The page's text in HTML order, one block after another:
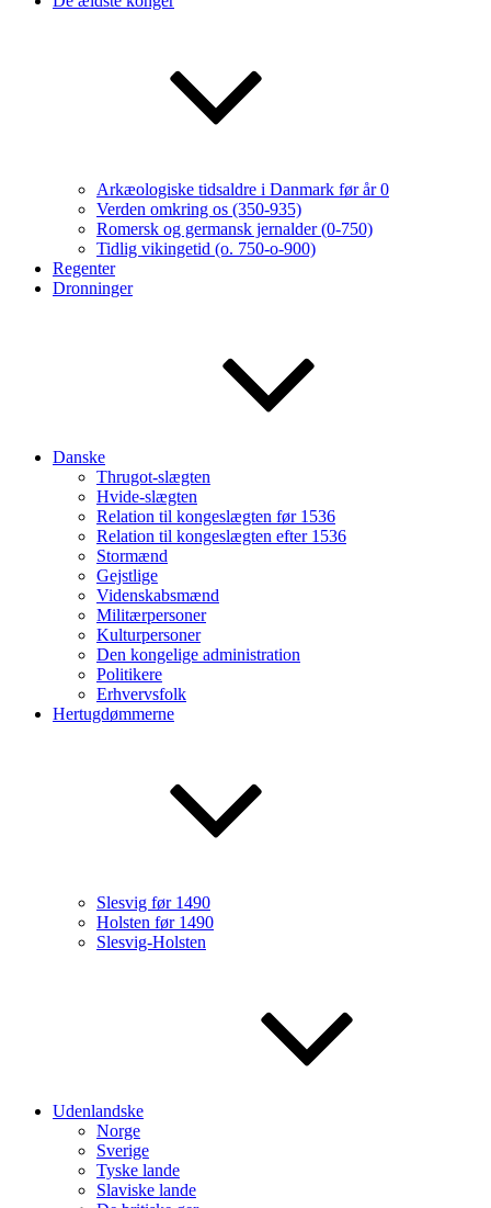
Arkæologiske tidsaldre i Danmark før år 0
Verden omkring os (350-935)
Romersk og germansk jernalder (0-750)
Tidlig vikingetid (o. 750-o-900)
Regenter
Dronninger
Danske
Thrugot-slægten
Hvide-slægten
Relation til kongeslægten før 1536
Relation til kongeslægten efter 1536
Stormænd
Gejstlige
Videnskabsmænd
Militærpersoner
Kulturpersoner
Den kongelige administration
Politikere
Erhvervsfolk
Hertugdømmerne
Slesvig før 1490
Holsten før 1490
Slesvig-Holsten
Udenlandske
Norge
Sverige
Tyske lande
Slaviske lande